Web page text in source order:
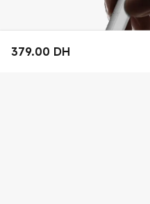
379.00 ‎ DH‎
Current Price ‎ DH‎379